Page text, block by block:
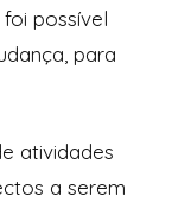
possível
para
atividades
a serem